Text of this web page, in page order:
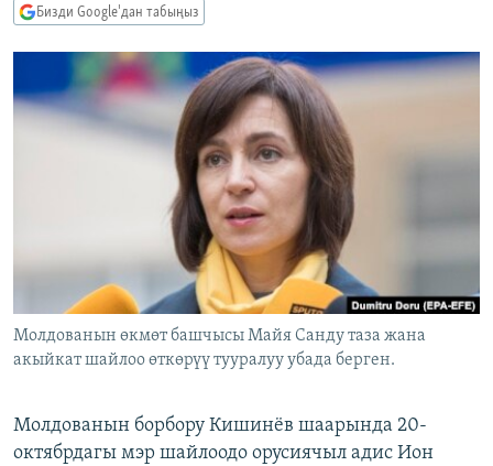
ЭКСПЕРТТЕР ТАЛДАЙТ
БИЗ ЖАНА ДҮЙНӨ
ДАНИСТЕ
ЭЖЕ-СИҢДИЛЕР
ЫҢГАЙСЫЗ СУРООЛОР
ӨЗГӨЧӨ ПИКИР
Русский
ОНЛАЙН ШЕРИНЕ
ЭЕ/АРнун бардык сайттары
Бизди Google'дан табыңыз
Молдованын өкмөт башчысы Майя Санду таза жана
акыйкат шайлоо өткөрүү тууралуу убада берген.
Молдованын борбору Кишинёв шаарында 20-
октябрдагы мэр шайлоодо орусиячыл адис Ион